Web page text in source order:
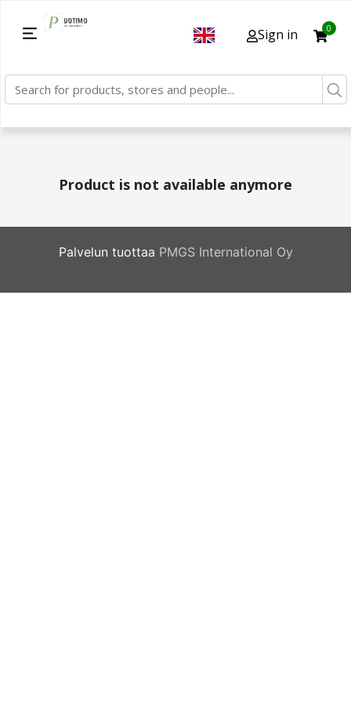
Sign in 0
Product is not available anymore
Palvelun tuottaa PMGS International Oy